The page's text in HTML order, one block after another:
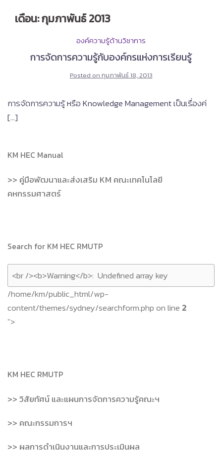
เดือน:กุมภาพันธ์ 2013
องค์ความรู้ด้านวิชาการ
การจัดการความรู้กับองค์กรแห่งการเรียนรู้
Posted on กุมภาพันธ์ 18, 2013
การจัดการความรู้ หรือ Knowledge Management เป็นเรื่องค่
[…]
KM HEC Manual
>> คู่มือพัฒนาและส่งเสริม KM คณะเทคโนโลยี
คหกรรมศาสตร์
Search for KM HEC RMUTP
/home/km/public_html/wp-
content/themes/sydney/searchform.php on line 2
">
KM HEC RMUTP
>> วิสัยทัศน์ และแผนการจัดการความรู้คณะฯ
>> คณะกรรมการฯ
>> ผลการดำเนินงานและการประเมินผล